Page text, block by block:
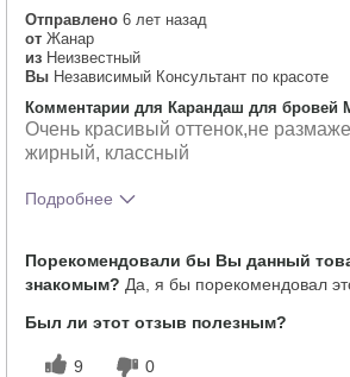
Отправлено 6 лет назад
от Жанар
из Неизвестный
Вы Независимый Консультант по красоте
Комментарии для Карандаш для бровей
Очень красивый оттенок,не
жирный, классный
Подробнее
продукта?
Как отличается опыт использования
этого продукта от декоративной
Порекомендовали бы Вы данный
знакомым? Да, я бы порекомендовал
Был ли этот отзыв полезным?
9 0